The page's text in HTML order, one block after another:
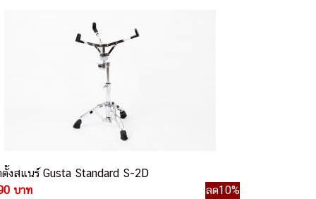
ตั้งสแนร์ Gusta Standard S-2D
บาท
ลด10%